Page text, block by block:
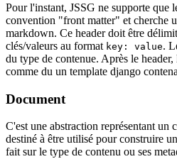
Pour l'instant, JSSG ne supporte que
convention "front matter" et cherche
markdown. Ce header doit être
clés/valeurs au format key: value.
du type de contenue. Après le
comme du un template django
Document
C'est une abstraction représentant un
destiné à être utilisé pour construire
fait sur le type de contenu ou ses